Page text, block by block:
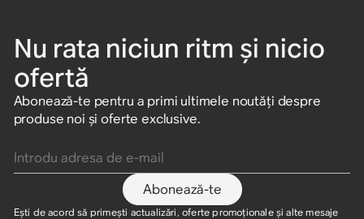
Nu rata niciun ritm și nicio
ofertă
Abonează-te pentru a primi ultimele noutăți despre
produse noi și oferte exclusive.
Abonează-te
Ești de acord să primești actualizări, oferte promoționale și alte mesaje